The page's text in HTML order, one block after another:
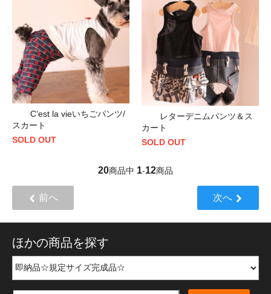
C’est la vieいちごパンツ/
スカート
SOLD OUT
レターデニムパンツ＆ス
カート
SOLD OUT
20商品中 1-12商品
前へ 次へ
ほかの商品を探す